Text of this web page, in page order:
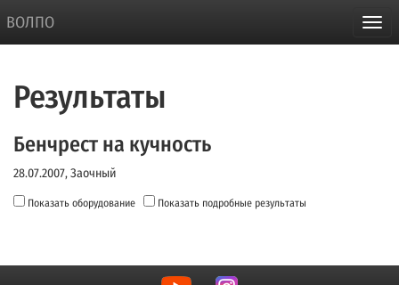
ВОЛПО
Результаты
Бенчрест на кучность
28.07.2007, Заочный
Показать оборудование Показать подробные результаты